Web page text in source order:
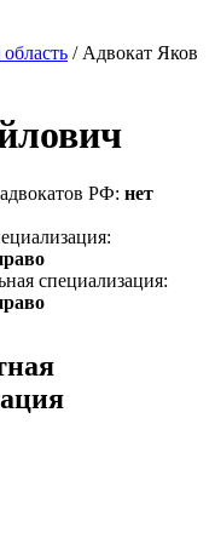
/ Адвокат Яков
РФ: нет
специализация: